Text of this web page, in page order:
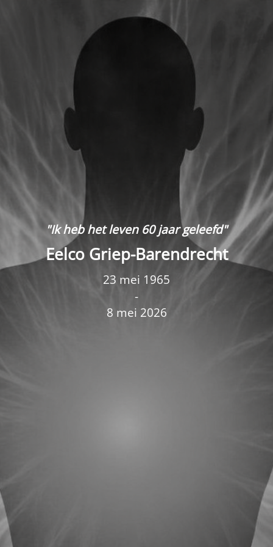
"Ik heb het leven 60 jaar geleefd"
Eelco Griep-Barendrecht
23 mei 1965
-
8 mei 2026